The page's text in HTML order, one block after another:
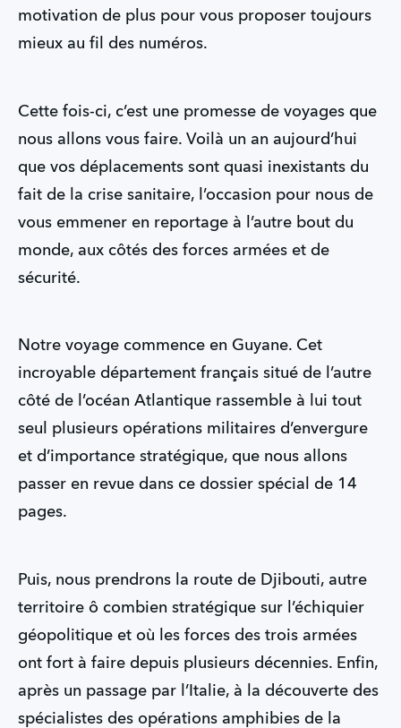
motivation de plus pour vous proposer toujours
mieux au fil des numéros.
Cette fois-ci, c’est une promesse de voyages que
nous allons vous faire. Voilà un an aujourd’hui
que vos déplacements sont quasi inexistants du
fait de la crise sanitaire, l’occasion pour nous de
vous emmener en reportage à l’autre bout du
monde, aux côtés des forces armées et de
sécurité.
Notre voyage commence en Guyane. Cet
incroyable département français situé de l’autre
côté de l’océan Atlantique rassemble à lui tout
seul plusieurs opérations militaires d’envergure
et d’importance stratégique, que nous allons
passer en revue dans ce dossier spécial de 14
pages.
Puis, nous prendrons la route de Djibouti, autre
territoire ô combien stratégique sur l’échiquier
géopolitique et où les forces des trois armées
ont fort à faire depuis plusieurs décennies. Enfin,
après un passage par l’Italie, à la découverte des
spécialistes des opérations amphibies de la